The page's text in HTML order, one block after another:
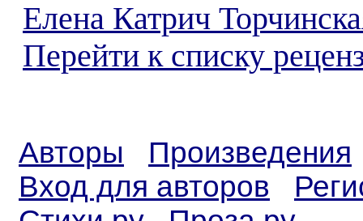
Елена Катрич
Перейти к списку
Авторы
Произведения
Вход для авторов